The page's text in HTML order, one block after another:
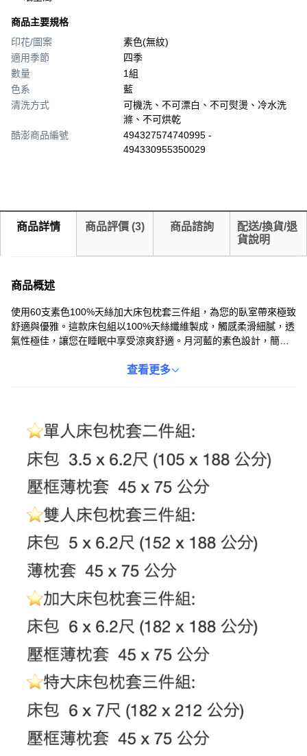
商品主要規格
印花/圖案
素色(無紋)
適用季節
四季
數量
1組
色系
藍
清洗方式
可機洗、不可漂白、不可熨燙、冷水洗
滌、不可烘乾
酷澎商品編號
494327574740995 -
494330955350029
商品詳情 商品評價 (3) 商品諮詢
配送/換貨/退
貨說明
商品概述
使用60支素色100%天絲加大床包枕套三件組，為您的臥室帶來極致
舒適與優雅。這款床包組以100%天絲纖維製成，觸感柔滑細膩，透
氣性極佳，讓您在睡眠中享受涼爽舒適。月河藍的素色設計，簡約
壓框薄枕套尺寸為45 x 75公分，適用於大多數加大床型。天絲材質
查看更多